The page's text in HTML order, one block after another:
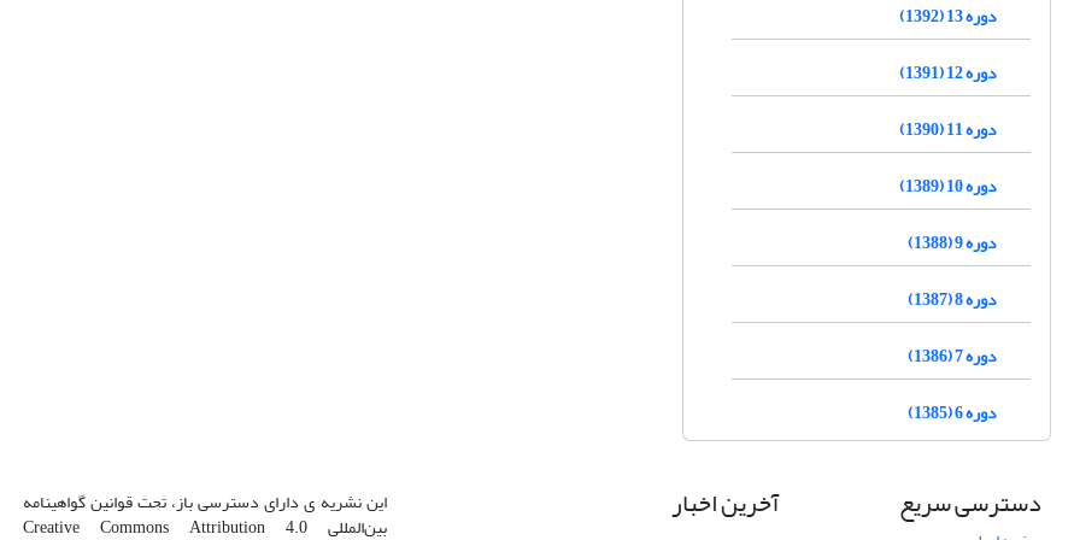
دوره 13 (1392)
دوره 12 (1391)
دوره 11 (1390)
دوره 10 (1389)
دوره 9 (1388)
دوره 8 (1387)
دوره 7 (1386)
دوره 6 (1385)
دسترسی سریع آخرین اخبار این نشریه ی دارای دسترسی باز، تحت قوانین گواهینامه
بین‌المللی Creative Commons Attribution 4.0